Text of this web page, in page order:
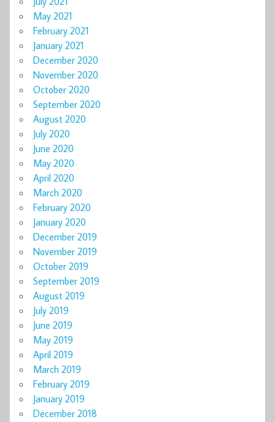
May 2021
February 2021
January 2021
December 2020
November 2020
October 2020
September 2020
August 2020
July 2020
June 2020
May 2020
April 2020
March 2020
February 2020
January 2020
December 2019
November 2019
October 2019
September 2019
August 2019
July 2019
June 2019
May 2019
April 2019
March 2019
February 2019
January 2019
December 2018